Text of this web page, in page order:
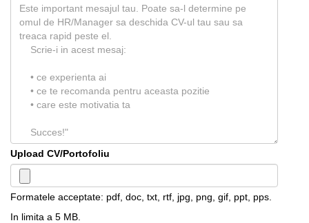
Upload CV/Portofoliu
Formatele acceptate: pdf, doc, txt, rtf, jpg, png, gif, ppt, pps.
In limita a 5 MB.